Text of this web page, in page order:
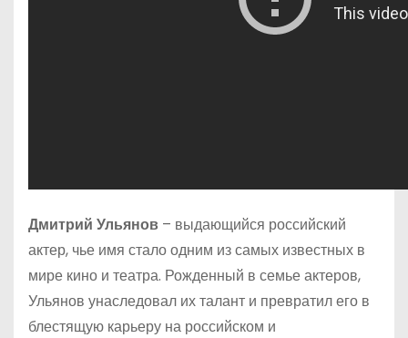
Дмитрий Ульянов – выдающийся российский
актер, чье имя стало одним из самых известных в
мире кино и театра. Рожденный в семье актеров,
Ульянов унаследовал их талант и превратил его в
блестящую карьеру на российском и